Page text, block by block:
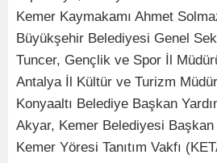
Kemer Kaymakamı Ahmet
Büyükşehir Belediyesi Genel
Tuncer, Gençlik ve Spor İl
Antalya İl Kültür ve Turizm
Konyaaltı Belediye Başkan
Akyar, Kemer Belediyesi Başkan
Kemer Yöresi Tanıtım Vakfı